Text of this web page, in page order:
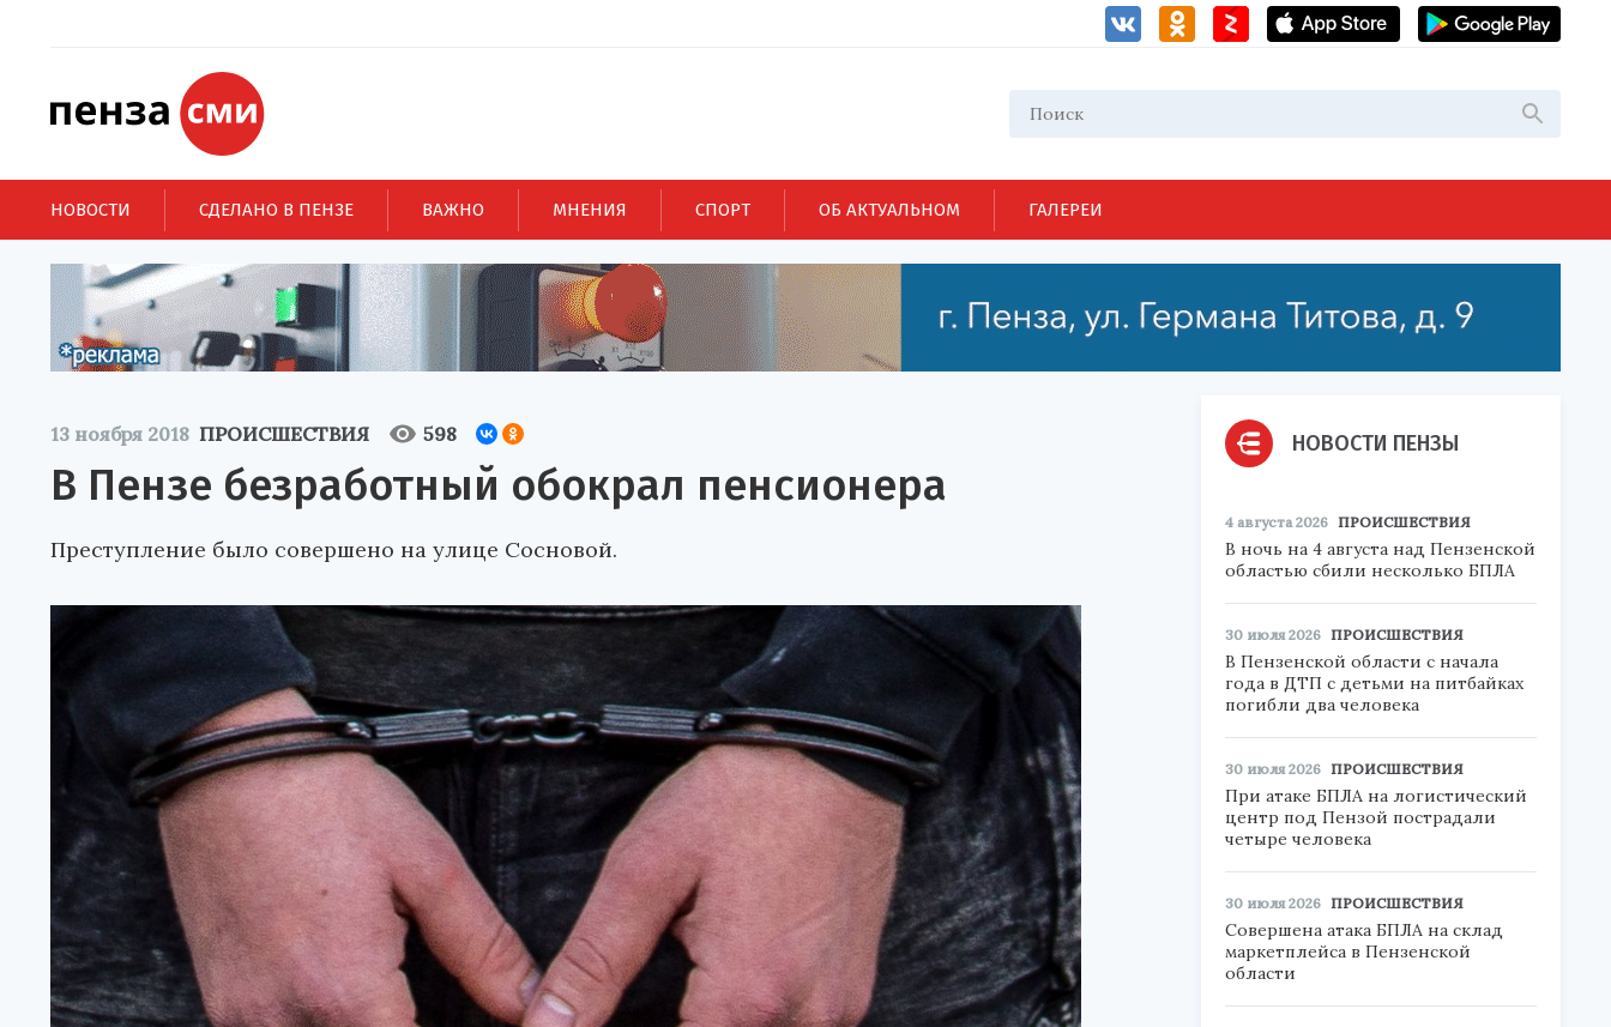
НОВОСТИ СДЕЛАНО В ПЕНЗЕ ВАЖНО МНЕНИЯ СПОРТ ОБ АКТУАЛЬНОМ ГАЛЕРЕИ
13 ноября 2018 ПРОИСШЕСТВИЯ 598
В Пензе безработный обокрал пенсионера
Преступление было совершено на улице Сосновой.
НОВОСТИ ПЕНЗЫ
4 августа 2026 ПРОИСШЕСТВИЯ
В ночь на 4 августа над Пензенской
областью сбили несколько БПЛА
30 июля 2026 ПРОИСШЕСТВИЯ
В Пензенской области с начала
года в ДТП с детьми на питбайках
погибли два человека
30 июля 2026 ПРОИСШЕСТВИЯ
При атаке БПЛА на логистический
центр под Пензой пострадали
четыре человека
30 июля 2026 ПРОИСШЕСТВИЯ
Совершена атака БПЛА на склад
маркетплейса в Пензенской
области